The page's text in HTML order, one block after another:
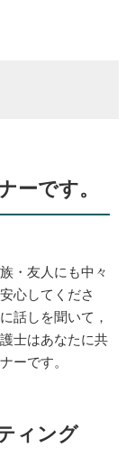
ーです。
・友人にも中々
心してくださ
話しを聞いて，
士はあなたに共
ーです。
ィング